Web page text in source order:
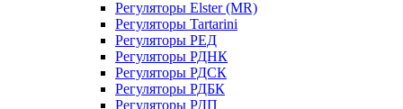
Регуляторы Elster (MR)
Регуляторы Tartarini
Регуляторы РЕД
Регуляторы РДНК
Регуляторы РДСК
Регуляторы РДБК
Регуляторы РДП